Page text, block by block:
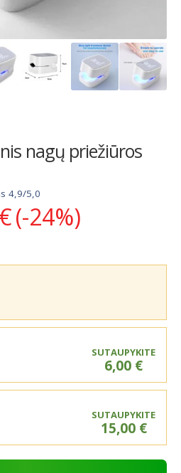
nagų priežiūros
4,9/5,0
€ Current
price
21,99 €.
(-24%)
SUTAUPYKITE
6,00 €
SUTAUPYKITE
15,00 €